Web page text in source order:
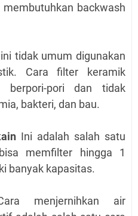
backwash
tidak umum digunakan
Cara filter keramik
berpori-pori dan tidak
bakteri, dan bau.
Ini adalah salah satu
memfilter hingga 1
banyak kapasitas.
menjernihkan air